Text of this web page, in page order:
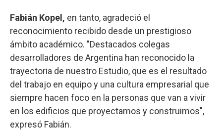
Fabián Kopel, en tanto, agradeció el
reconocimiento recibido desde un prestigioso
ámbito académico. "Destacados colegas
desarrolladores de Argentina han reconocido la
trayectoria de nuestro Estudio, que es el resultado
del trabajo en equipo y una cultura empresarial que
siempre hacen foco en la personas que van a vivir
en los edificios que proyectamos y construimos",
expresó Fabián.